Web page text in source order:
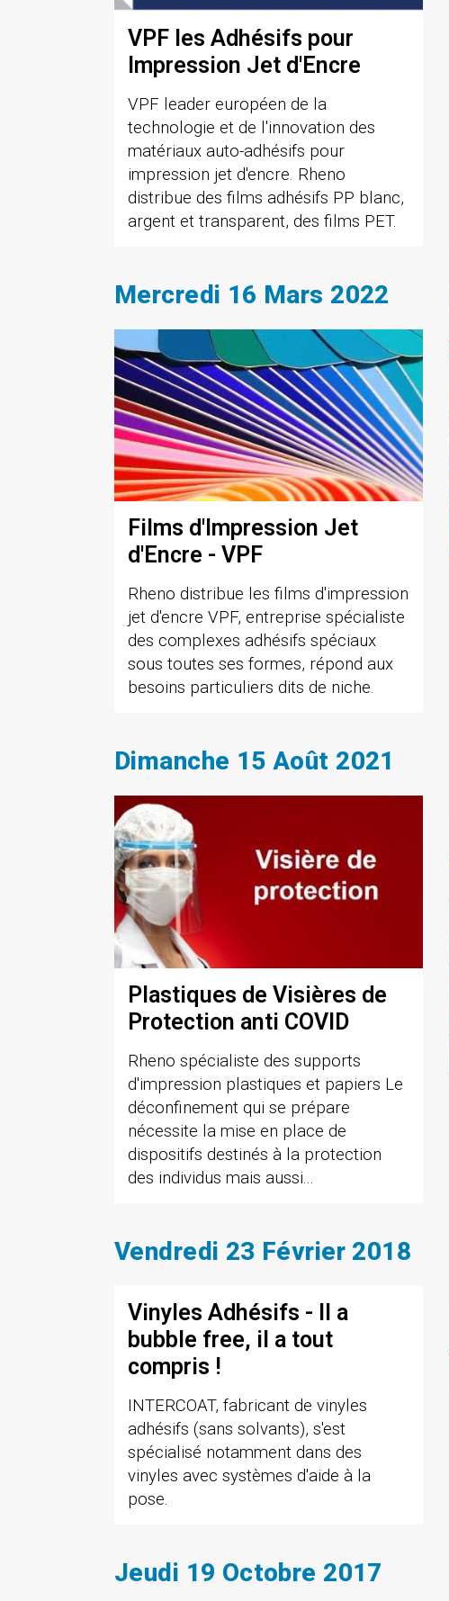
VPF les Adhésifs pour
Impression Jet d'Encre
VPF leader européen de la
technologie et de l'innovation des
matériaux auto-adhésifs pour
impression jet d'encre. Rheno
distribue des films adhésifs PP blanc,
argent et transparent, des films PET.
Mercredi 16 Mars 2022
Films d'Impression Jet
d'Encre - VPF
Rheno distribue les films d'impression
jet d'encre VPF, entreprise spécialiste
des complexes adhésifs spéciaux
sous toutes ses formes, répond aux
besoins particuliers dits de niche.
Dimanche 15 Août 2021
Plastiques de Visières de
Protection anti COVID
Rheno spécialiste des supports
d'impression plastiques et papiers Le
déconfinement qui se prépare
nécessite la mise en place de
dispositifs destinés à la protection
des individus mais aussi...
Vendredi 23 Février 2018
Vinyles Adhésifs - Il a
bubble free, il a tout
compris !
INTERCOAT, fabricant de vinyles
adhésifs (sans solvants), s'est
spécialisé notamment dans des
vinyles avec systèmes d'aide à la
pose.
Jeudi 19 Octobre 2017